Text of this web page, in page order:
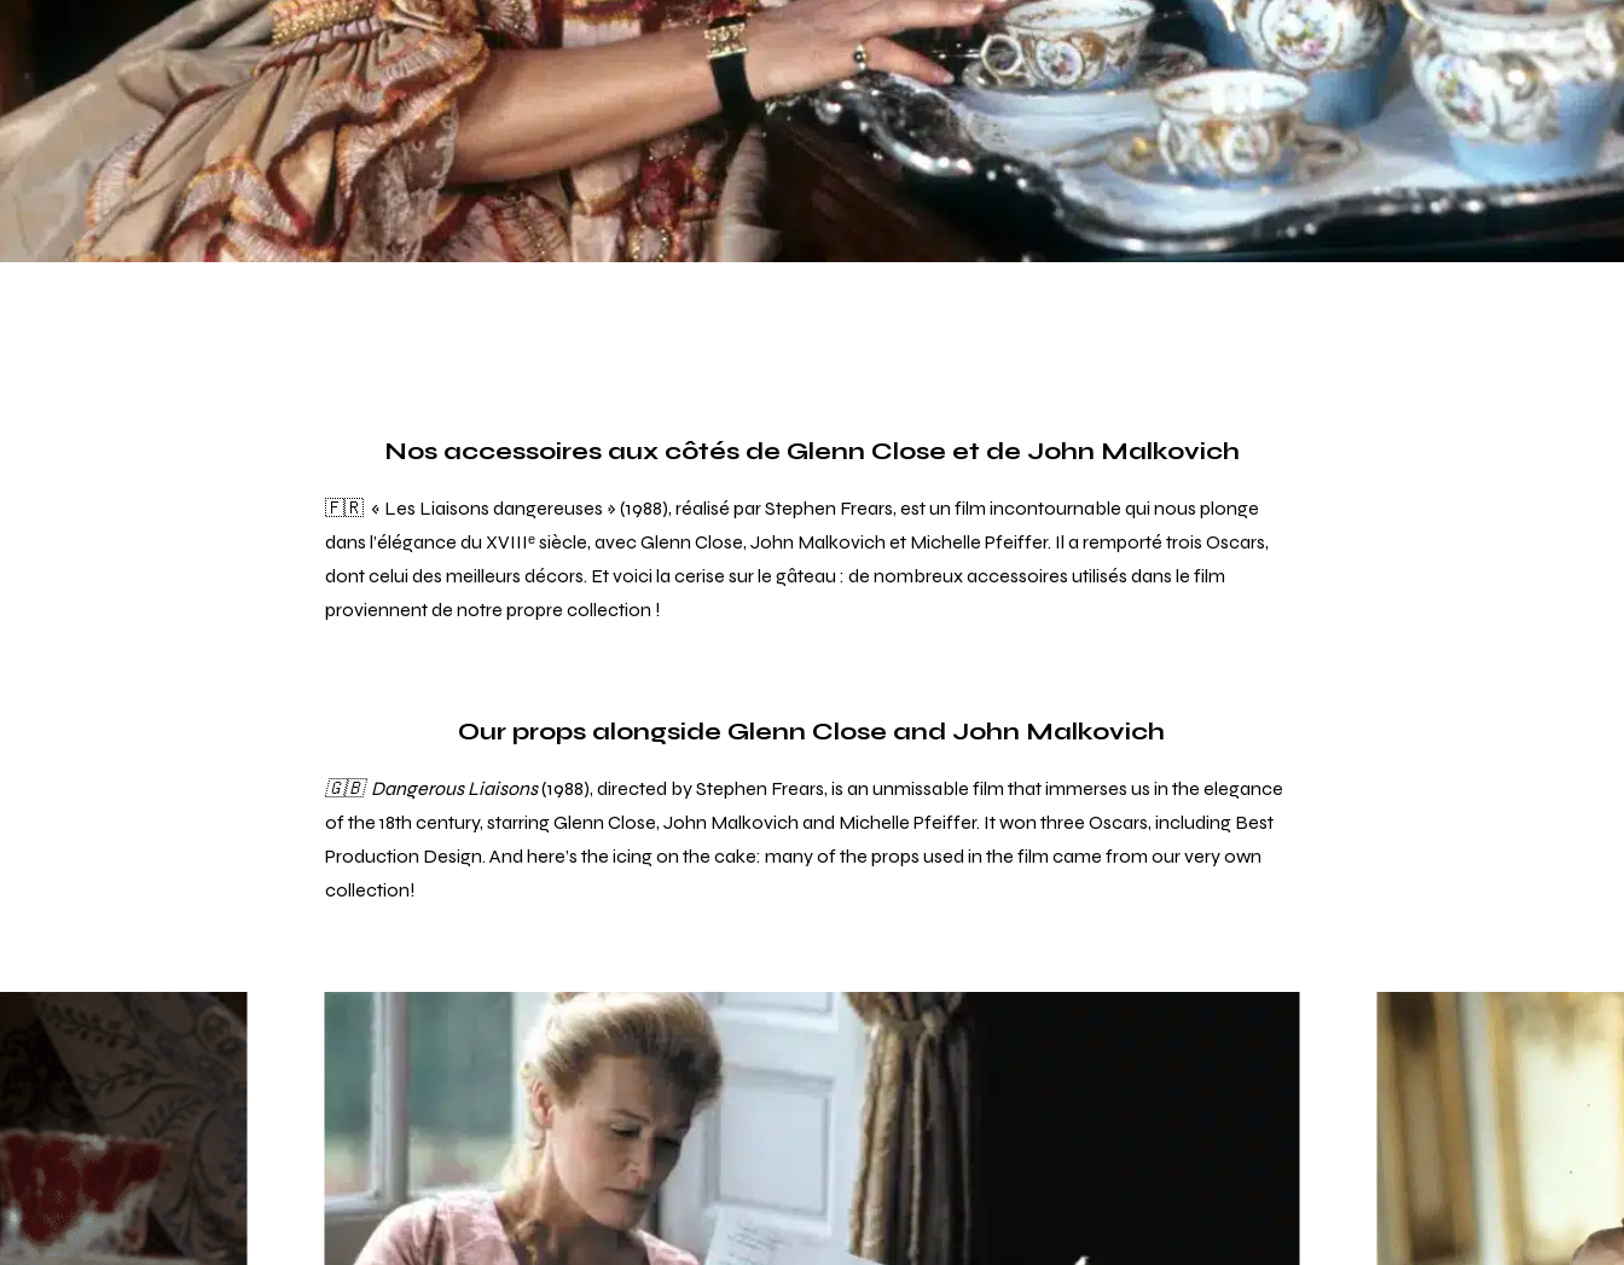
Nos accessoires aux côtés de Glenn Close et de John Malkovich
🇫🇷 « Les Liaisons dangereuses » (1988), réalisé par Stephen Frears, est un film incontournable qui nous plonge
dans l’élégance du XVIIIᵉ siècle, avec Glenn Close, John Malkovich et Michelle Pfeiffer. Il a remporté trois Oscars,
dont celui des meilleurs décors. Et voici la cerise sur le gâteau : de nombreux accessoires utilisés dans le film
proviennent de notre propre collection !
Our props alongside Glenn Close and John Malkovich
🇬🇧 Dangerous Liaisons(1988), directed by Stephen Frears, is an unmissable film that immerses us in the elegance
of the 18th century, starring Glenn Close, John Malkovich and Michelle Pfeiffer. It won three Oscars, including Best
Production Design. And here’s the icing on the cake: many of the props used in the film came from our very own
collection!